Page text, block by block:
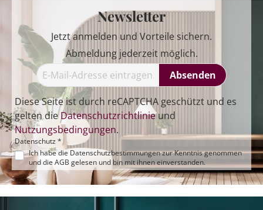
Newsletter
Jetzt anmelden und Vorteile sichern.
Abmeldung jederzeit möglich.
Absenden
Diese Seite ist durch reCAPTCHA geschützt und es
gelten dieDatenschutzrichtlinieund
Nutzungsbedingungen.
Datenschutz *
Ich habe die Datenschutzbestimmungenzur Kenntnis genommen
und die AGB gelesen und bin mit ihnen einverstanden.